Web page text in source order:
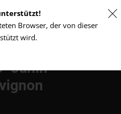
"Janin"
Browser, der von dieser
wird.